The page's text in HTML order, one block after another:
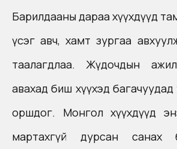
Барилдааны дараа хүүхдүүд
үсэг авч, хамт зургаа
таалагдлаа. Жүдочдын
авахад биш хүүхэд багачуудад
оршдог. Монгол хүүхдүүд
мартахгүй дурсан санах